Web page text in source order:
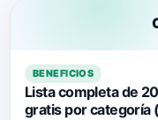
BENEFICIOS
Lista completa de
gratis por categoría